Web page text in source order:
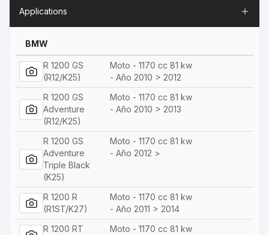
Applications
BMW
R 1200 GS
(R12/K25)
Moto - 1170 cc 81 kw
- Año 2010 > 2012
R 1200 GS
Adventure
(R12/K25)
Moto - 1170 cc 81 kw
- Año 2010 > 2013
R 1200 GS
Adventure
Triple Black
(K25)
Moto - 1170 cc 81 kw
- Año 2012 >
R 1200 R
(R1ST/K27)
Moto - 1170 cc 81 kw
- Año 2011 > 2014
R 1200 RT
Moto - 1170 cc 81 kw